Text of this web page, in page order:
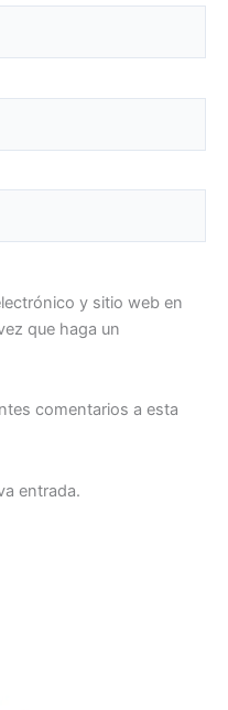
y sitio web en
que haga un
comentarios a esta
entrada.